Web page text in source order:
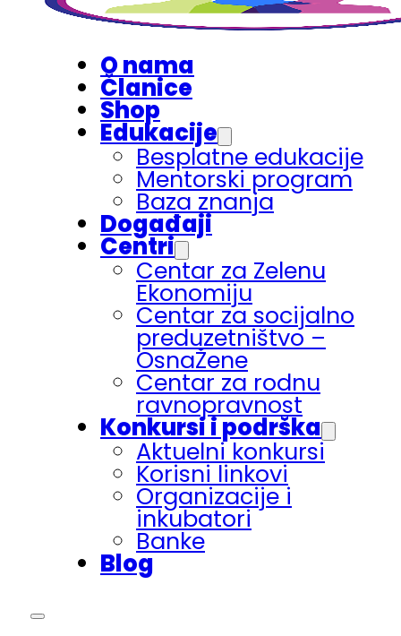
O nama
Članice
Shop
Edukacije
Besplatne edukacije
Mentorski program
Baza znanja
Događaji
Centri
Centar za Zelenu
Ekonomiju
Centar za socijalno
preduzetništvo –
OsnaŽene
Centar za rodnu
ravnopravnost
Konkursi i podrška
Aktuelni konkursi
Korisni linkovi
Organizacije i
inkubatori
Banke
Blog